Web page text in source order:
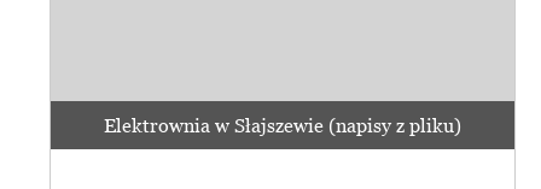
Elektrownia w Słajszewie (napisy z pliku)